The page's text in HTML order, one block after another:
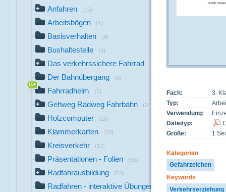
Anfahren (15)
Arbeitsbögen (1)
Basisverhalten (4)
Bushaltestelle (4)
Das verkehrssichere Fahrrad (26)
Der Bahnübergang (5)
Fahrradhelm (7)
Gehweg Radweg Fahrbahn (24)
Holzcomputer (20)
Klammerkarten (20)
Kreisverkehr (12)
Präsentationen - Folien (50)
Radfahrausbildung (54)
Radfahren - interaktive Übungen
Fach:
3.
Typ:
Verwendung:
Dateityp:
Größe:
1
Kategorien
Gefahrzeichen
Keywords
Verkehrserziehung